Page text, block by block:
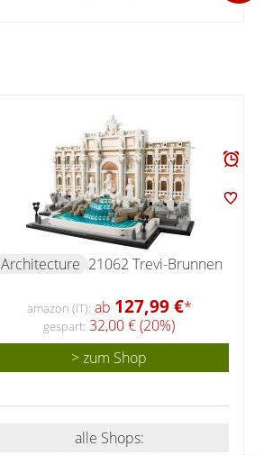
Architecture 21062 Trevi-Brunnen
amazon (IT): ab 127,99 €*
gespart: 32,00 € (20%)
> zum Shop
alle Shops: